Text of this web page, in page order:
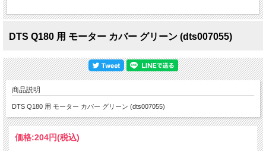
DTS Q180 用 モーター カバー グリーン (dts007055)
商品説明
DTS Q180 用 モーター カバー グリーン (dts007055)
価格:204円(税込)